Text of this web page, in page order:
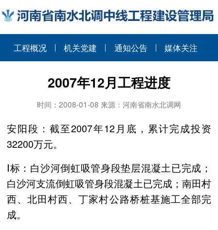
工程概况 机关党建 通知公告 媒体关注
2007年12月工程进度
时间：2008-01-08 来源：河南省南水北调网
安阳段：截至2007年12月底，累计完成投资
32200万元。
Ⅰ标：白沙河倒虹吸管身段垫层混凝土已完成；
白沙河支流倒虹吸管身段混凝土已完成；南田村
西、北田村西、丁家村公路桥桩基施工全部完
成。